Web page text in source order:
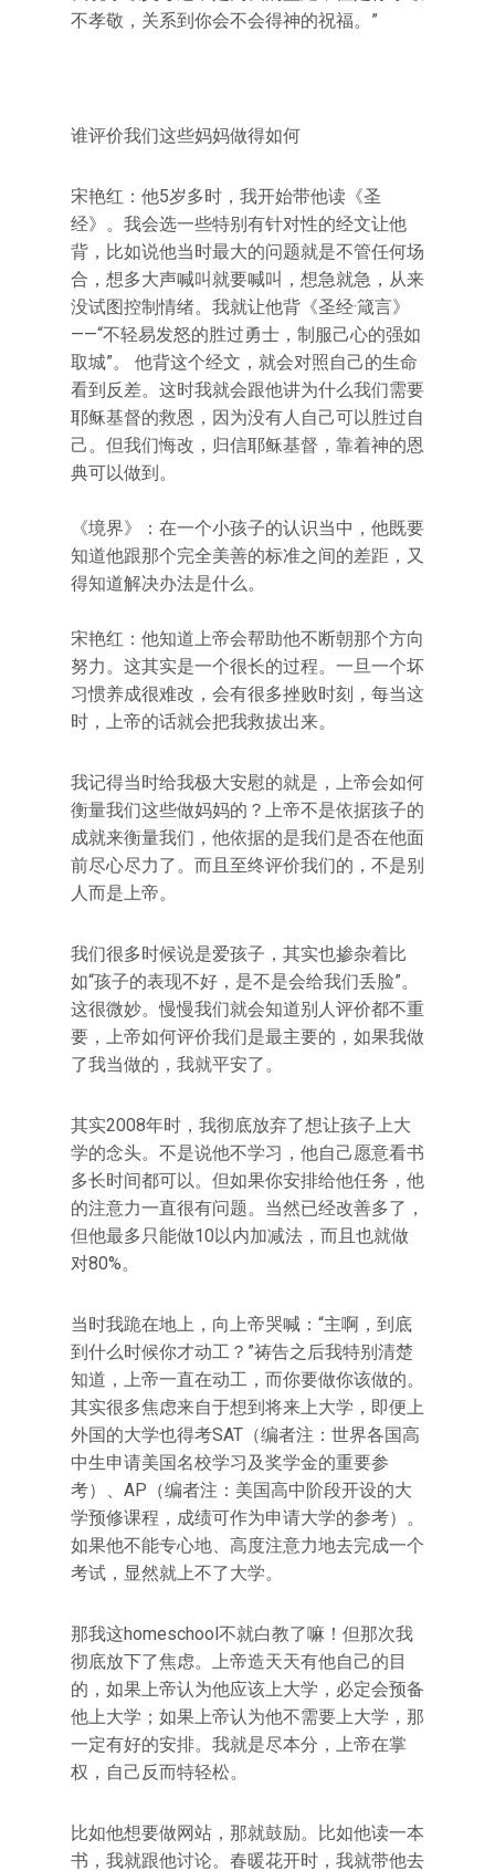
不孝敬，关系到你会不会得神的祝福。”
谁评价我们这些妈妈做得如何
宋艳红：他5岁多时，我开始带他读《圣
经》。我会选一些特别有针对性的经文让他
背，比如说他当时最大的问题就是不管任何场
合，想多大声喊叫就要喊叫，想急就急，从来
没试图控制情绪。我就让他背《圣经·箴言》
——“不轻易发怒的胜过勇士，制服己心的强如
取城”。 他背这个经文，就会对照自己的生命
看到反差。这时我就会跟他讲为什么我们需要
耶稣基督的救恩，因为没有人自己可以胜过自
己。但我们悔改，归信耶稣基督，靠着神的恩
典可以做到。
《境界》：在一个小孩子的认识当中，他既要
知道他跟那个完全美善的标准之间的差距，又
得知道解决办法是什么。
宋艳红：他知道上帝会帮助他不断朝那个方向
努力。这其实是一个很长的过程。一旦一个坏
习惯养成很难改，会有很多挫败时刻，每当这
时，上帝的话就会把我救拔出来。
我记得当时给我极大安慰的就是，上帝会如何
衡量我们这些做妈妈的？上帝不是依据孩子的
成就来衡量我们，他依据的是我们是否在他面
前尽心尽力了。而且至终评价我们的，不是别
人而是上帝。
我们很多时候说是爱孩子，其实也掺杂着比
如“孩子的表现不好，是不是会给我们丢脸”。
这很微妙。慢慢我们就会知道别人评价都不重
要，上帝如何评价我们是最主要的，如果我做
了我当做的，我就平安了。
其实2008年时，我彻底放弃了想让孩子上大
学的念头。不是说他不学习，他自己愿意看书
多长时间都可以。但如果你安排给他任务，他
的注意力一直很有问题。当然已经改善多了，
但他最多只能做10以内加减法，而且也就做
对80%。
当时我跪在地上，向上帝哭喊：“主啊，到底
到什么时候你才动工？”祷告之后我特别清楚
知道，上帝一直在动工，而你要做你该做的。
其实很多焦虑来自于想到将来上大学，即便上
外国的大学也得考SAT（编者注：世界各国高
中生申请美国名校学习及奖学金的重要参
考）、AP（编者注：美国高中阶段开设的大
学预修课程，成绩可作为申请大学的参考）。
如果他不能专心地、高度注意力地去完成一个
考试，显然就上不了大学。
那我这homeschool不就白教了嘛！但那次我
彻底放下了焦虑。上帝造天天有他自己的目
的，如果上帝认为他应该上大学，必定会预备
他上大学；如果上帝认为他不需要上大学，那
一定有好的安排。我就是尽本分，上帝在掌
权，自己反而特轻松。
比如他想要做网站，那就鼓励。比如他读一本
书，我就跟他讨论。春暖花开时，我就带他去